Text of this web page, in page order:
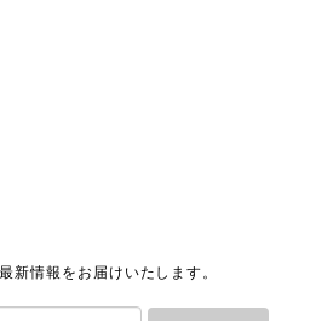
も綺麗で素敵な時計でとても
迅速な発送と綺麗な商品ばか
きます。ありがとうございま
新情報をお届けいたします。